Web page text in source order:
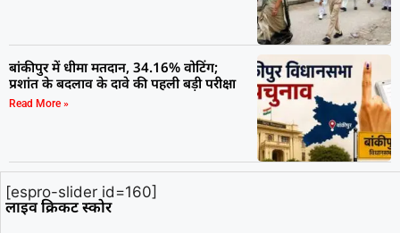
बांकीपुर में धीमा मतदान, 34.16% वोटिंग;
प्रशांत के बदलाव के दावे की पहली बड़ी परीक्षा
Read More »
[espro-slider id=160]
लाइव क्रिकट स्कोर